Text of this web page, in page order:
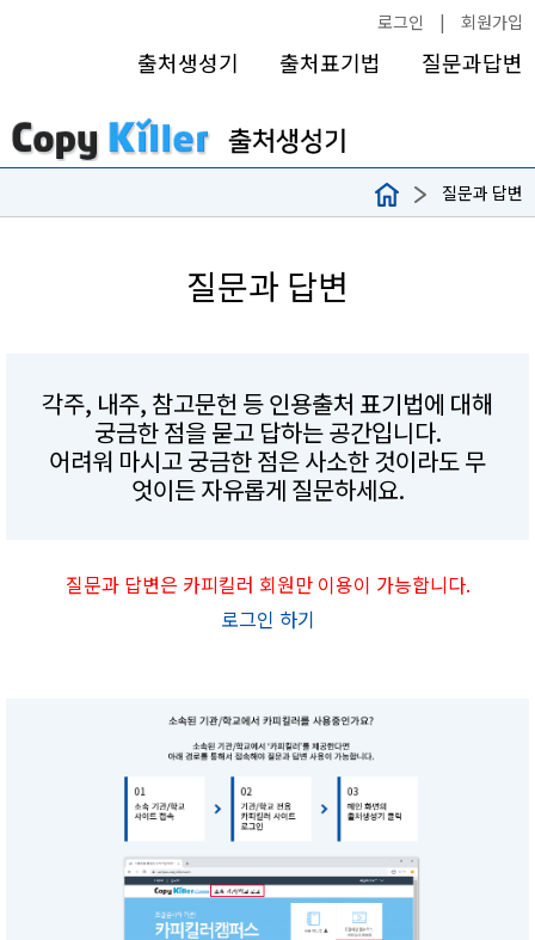
로그인 | 회원가입
출처생성기 출처표기법 질문과답변
질문과 답변
질문과 답변
각주, 내주, 참고문헌 등 인용출처 표기법에 대해
궁금한 점을 묻고 답하는 공간입니다.
어려워 마시고 궁금한 점은 사소한 것이라도 무
엇이든 자유롭게 질문하세요.
질문과 답변은 카피킬러 회원만 이용이 가능합니다.
로그인 하기